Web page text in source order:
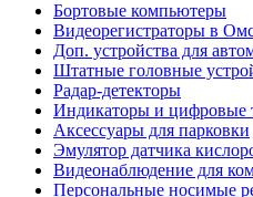
Бортовые компьютеры
Видеорегистраторы в
Доп. устройства для
Штатные головные
Радар-детекторы
Индикаторы и цифровые
Аксессуары для парковки
Эмулятор датчика
Видеонаблюдение для
Персональные носимые